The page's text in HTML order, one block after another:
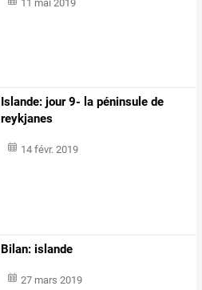
11 mai 2019
Islande: jour 9- la péninsule de
reykjanes
14 févr. 2019
Bilan: islande
27 mars 2019